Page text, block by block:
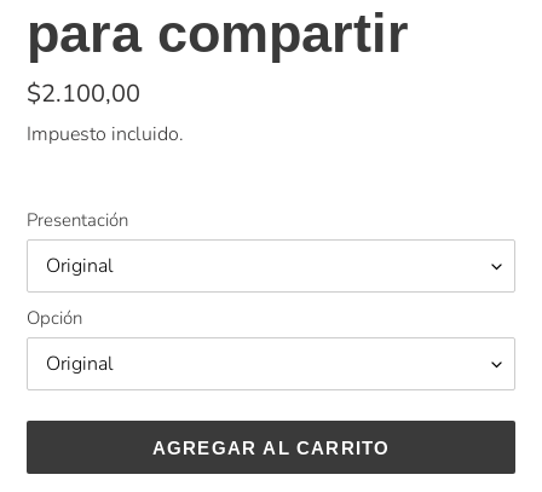
para compartir
Precio
habitual
$2.100,00
Impuesto incluido.
Presentación
Opción
AGREGAR AL CARRITO